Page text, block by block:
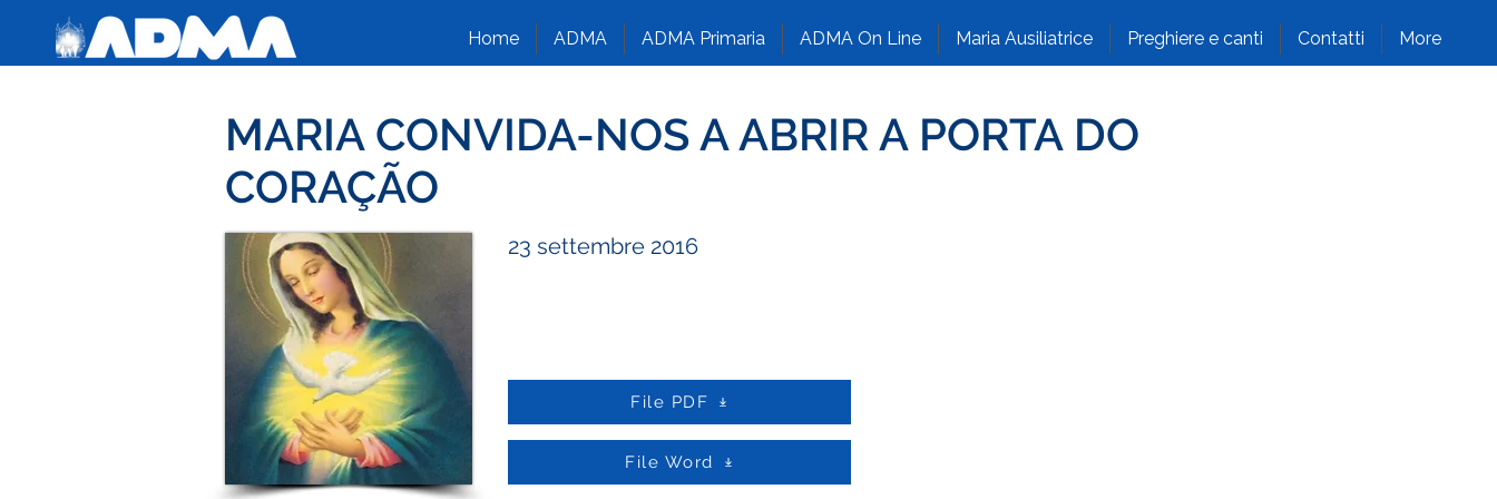
Home ADMA ADMA Primaria ADMA On Line Maria Ausiliatrice Preghiere e canti Contatti More
MARIA CONVIDA-NOS A ABRIR A PORTA DO
CORAÇÃO
23 settembre 2016
File PDF
File Word